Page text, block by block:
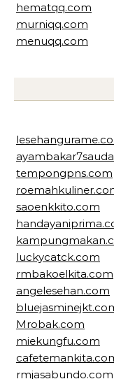
hematqq.com
murniqq.com
menuqq.com
tempongpns.com
saoenkkito.com
luckycatck.com
rmbakoelkita.com
angelesehan.com
Mrobak.com
miekungfu.com
rmjasabundo.com